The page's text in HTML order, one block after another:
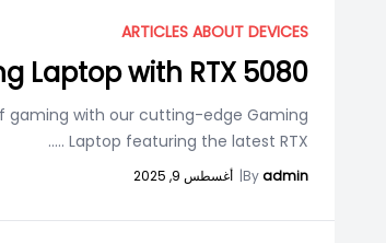
ARTICLES ABOUT DEVICES
Laptop with RTX 5080
gaming with our cutting-edge Gaming
Laptop featuring the latest RTX
.....
Byadmin
| أغسطس 9, 2025